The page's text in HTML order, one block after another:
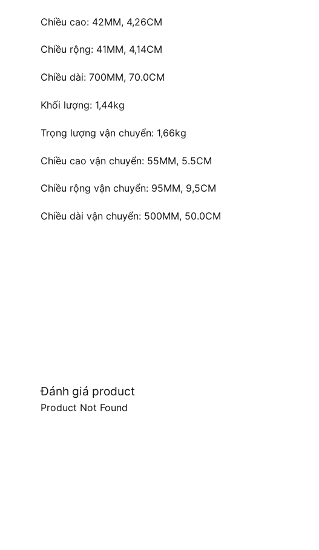
Chiều cao: 42MM, 4,26CM
Chiều rộng: 41MM, 4,14CM
Chiều dài: 700MM, 70.0CM
Khối lượng: 1,44kg
Trọng lượng vận chuyển: 1,66kg
Chiều cao vận chuyển: 55MM, 5.5CM
Chiều rộng vận chuyển: 95MM, 9,5CM
Chiều dài vận chuyển: 500MM, 50.0CM
Đánh giá product
Product Not Found